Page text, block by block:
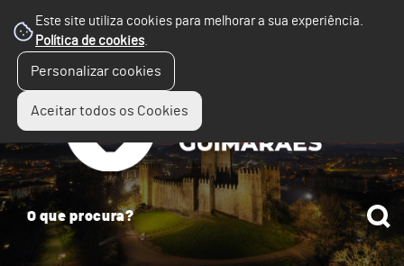
Este site utiliza cookies para melhorar a sua experiência.
Política de cookies.
Personalizar cookies
Aceitar todos os Cookies